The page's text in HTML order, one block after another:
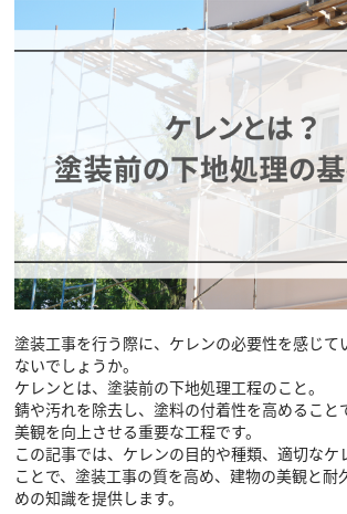
塗装工事を行う際に、ケレンの必要性を感じて
ないでしょうか。
ケレンとは、塗装前の下地処理工程のこと。
錆や汚れを除去し、塗料の付着性を高めること
美観を向上させる重要な工程です。
この記事では、ケレンの目的や種類、適切なケ
ことで、塗装工事の質を高め、建物の美観と耐
めの知識を提供します。